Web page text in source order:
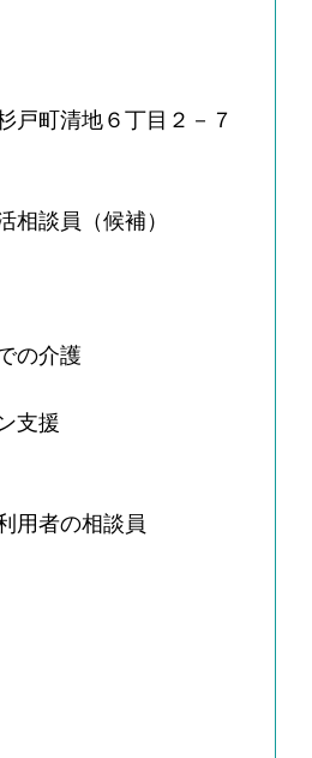
戸町清地６丁目２－７
談員（候補）
の介護
支援
用者の相談員